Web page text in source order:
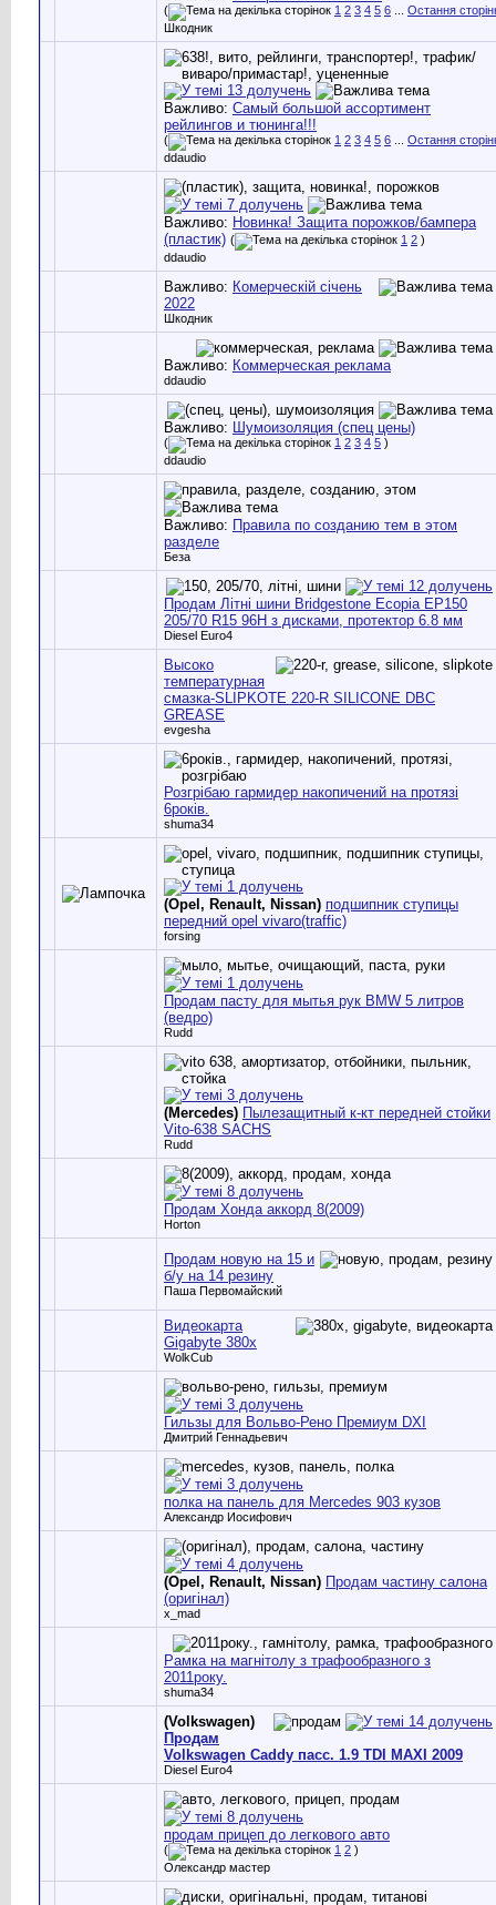
( 1 2 3 4 5 6
Остання
Шкодник
Важливо: Самый большой ассортимент
рейлингов и тюнинга!!!
( 1 2 3 4 5 6
Остання
ddaudio
Важливо: Новинка! Защита порожков/бампера
(пластик) ( 1 2 )
ddaudio
Важливо: Комерческій січень
2022
Шкодник
Важливо: Коммерческая реклама
ddaudio
Важливо: Шумоизоляция (спец цены)
( 1 2 3 4 5 )
ddaudio
Важливо: Правила по созданию тем в этом
разделе
Беза
Продам Літні шини Bridgestone Ecopia EP150
205/70 R15 96H з дисками, протектор 6.8 мм
Diesel Euro4
Высоко
температурная
смазка-SLIPKOTE 220-R SILICONE DBC
GREASE
evgesha
Розгрібаю гармидер накопичений на протязі
6років.
shuma34
(Opel, Renault, Nissan) подшипник ступицы
передний opel vivaro(traffic)
forsing
Продам пасту для мытья рук BMW 5 литров
(ведро)
Rudd
(Mercedes) Пылезащитный к-кт передней стойки
Vito-638 SACHS
Rudd
Продам Хонда аккорд 8(2009)
Horton
Продам новую на 15 и
б/у на 14 резину
Паша Первомайский
Видеокарта
Gigabyte 380x
WolkCub
Гильзы для Вольво-Рено Премиум DXI
Дмитрий Геннадьевич
полка на панель для Mercedes 903 кузов
Александр Иосифович
(Opel, Renault, Nissan) Продам частину салона
(оригінал)
x_mad
Рамка на магнітолу з трафообразного з
2011року.
shuma34
(Volkswagen)
Продам
Volkswagen Caddy пасс. 1.9 TDI MAXI 2009
Diesel Euro4
продам прицеп до легкового авто
( 1 2 )
Олександр мастер